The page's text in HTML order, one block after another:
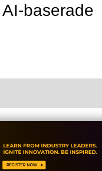
baserade